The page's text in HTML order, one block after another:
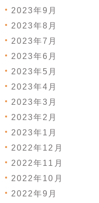
2023年9月
2023年8月
2023年7月
2023年6月
2023年5月
2023年4月
2023年3月
2023年2月
2023年1月
2022年12月
2022年11月
2022年10月
2022年9月